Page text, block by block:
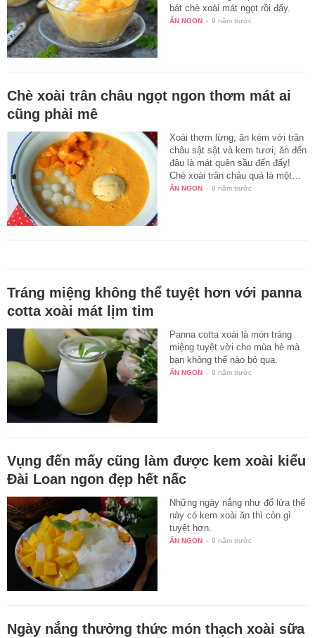
bát chè xoài mát ngọt rồi đấy.
ĂN NGON - 9 năm trước
Chè xoài trân châu ngọt ngon thơm mát ai
cũng phải mê
Xoài thơm lừng, ăn kèm với trân
châu sật sật và kem tươi, ăn đến
đâu là mát quên sầu đến đấy!
Chè xoài trân châu quả là một…
ĂN NGON - 9 năm trước
Tráng miệng không thể tuyệt hơn với panna
cotta xoài mát lịm tim
Panna cotta xoài là món tráng
miệng tuyệt vời cho mùa hè mà
bạn không thể nào bỏ qua.
ĂN NGON - 9 năm trước
Vụng đến mấy cũng làm được kem xoài kiểu
Đài Loan ngon đẹp hết nấc
Những ngày nắng như đổ lửa thế
này có kem xoài ăn thì còn gì
tuyệt hơn.
ĂN NGON - 9 năm trước
Ngày nắng thưởng thức món thạch xoài sữa